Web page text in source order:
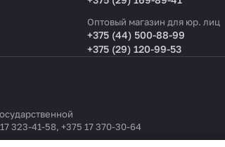
Оптовый магазин для юр. лиц
+375 (44) 500-88-99
+375 (29) 120-99-53
323-41-58, +375 17 370-30-64